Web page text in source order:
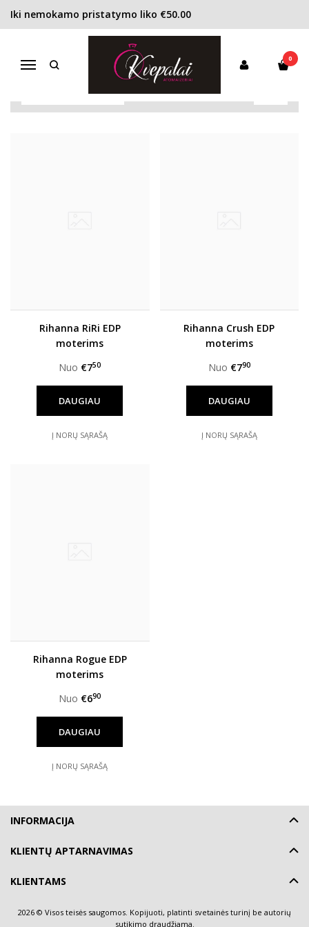
Iki nemokamo pristatymo liko €50.00
Navigacija
0
RIHANNA
Pirkite pagal gamintoją
Rihanna RiRi EDP
moterims
Nuo €750
DAUGIAU
Į NORŲ SĄRAŠĄ
Rihanna Crush EDP
moterims
Nuo €790
DAUGIAU
Į NORŲ SĄRAŠĄ
Rihanna Rogue EDP
moterims
Nuo €690
DAUGIAU
Į NORŲ SĄRAŠĄ
INFORMACIJA
KLIENTŲ APTARNAVIMAS
KLIENTAMS
2026 © Visos teisės saugomos. Kopijuoti, platinti svetainės turinį be autorių
sutikimo draudžiama.